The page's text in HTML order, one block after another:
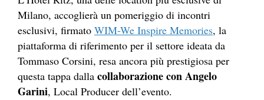
Milano, accoglierà un pomeriggio di incontri
esclusivi, firmato WIM-We Inspire Memories, la
piattaforma di riferimento per il settore ideata da
Tommaso Corsini, resa ancora più prestigiosa per
questa tappa dalla collaborazione con Angelo
Garini, Local Producer dell’evento.